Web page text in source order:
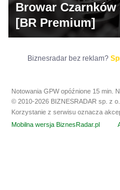
Browar Czarnków
[BR Premium]
Biznesradar bez reklam?
Notowania GPW opóźnione 15 min.
© 2010-2026 BIZNESRADAR sp. z
Korzystanie z serwisu oznacza
Mobilna wersja BiznesRadar.pl